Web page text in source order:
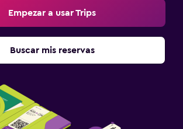
Empezar a usar Trips
Buscar mis reservas